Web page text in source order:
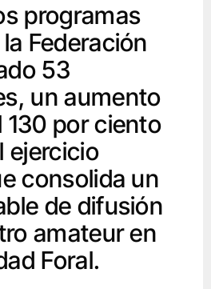
programas
Federación
53
un aumento
130 por ciento
ejercicio
consolida un
de difusión
amateur en
Foral.